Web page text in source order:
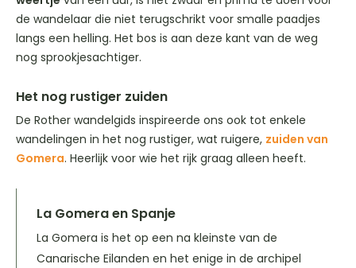
de wandelaar die niet terugschrikt voor smalle paadjes
langs een helling. Het bos is aan deze kant van de weg
nog sprookjesachtiger.
Het nog rustiger zuiden
De Rother wandelgids inspireerde ons ook tot enkele
wandelingen in het nog rustiger, wat ruigere, zuiden van
Gomera. Heerlijk voor wie het rijk graag alleen heeft.
La Gomera en Spanje
La Gomera is het op een na kleinste van de
Canarische Eilanden en het enige in de archipel